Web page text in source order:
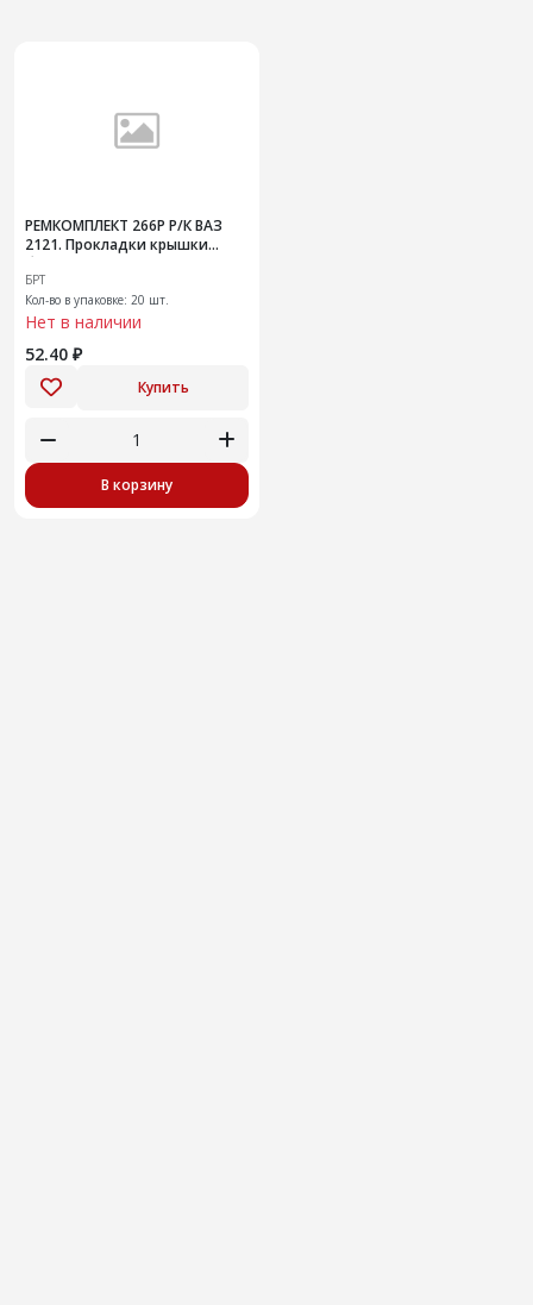
РЕМКОМПЛЕКТ 266Р Р/К ВАЗ
2121. Прокладки крышки
багажника
БРТ
Кол-во в упаковке: 20 шт.
Нет в наличии
52.40 ₽
Купить
В корзину